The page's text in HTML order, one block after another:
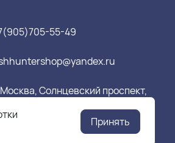
55-49
Москва, Солнцевский проспект,
Принять